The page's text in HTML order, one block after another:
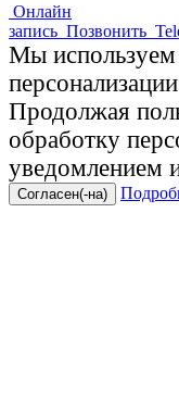
Онлайн
запись Позвонить
Мы
Продолжая
обработку
уведомлением
Согласен(-на)